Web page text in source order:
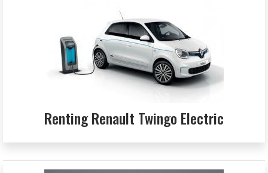
Renting Renault Twingo Electric